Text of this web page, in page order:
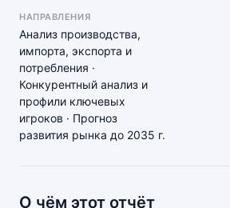
НАПРАВЛЕНИЯ
Анализ производства,
импорта, экспорта и
потребления ·
Конкурентный анализ и
профили ключевых
игроков · Прогноз
развития рынка до 2035 г.
О чём этот отчёт